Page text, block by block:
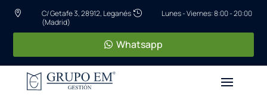

C/ Getafe 3, 28912, Leganés
(Madrid)
 Lunes - Viernes: 8:00 - 20:00
Whatsapp